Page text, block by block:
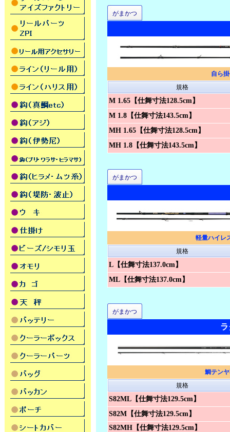
がまかつ
自ら
規格
M 1.65【仕舞寸法128.5cm】
M 1.8【仕舞寸法143.5cm】
MH 1.65【仕舞寸法128.5cm】
MH 1.8【仕舞寸法143.5cm】
がまかつ
軽量ハイレ
規格
L【仕舞寸法137.0cm】
ML【仕舞寸法137.0cm】
がまかつ
鯛テン
規格
S82ML【仕舞寸法129.5cm】
S82M【仕舞寸法129.5cm】
S82MH【仕舞寸法129.5cm】